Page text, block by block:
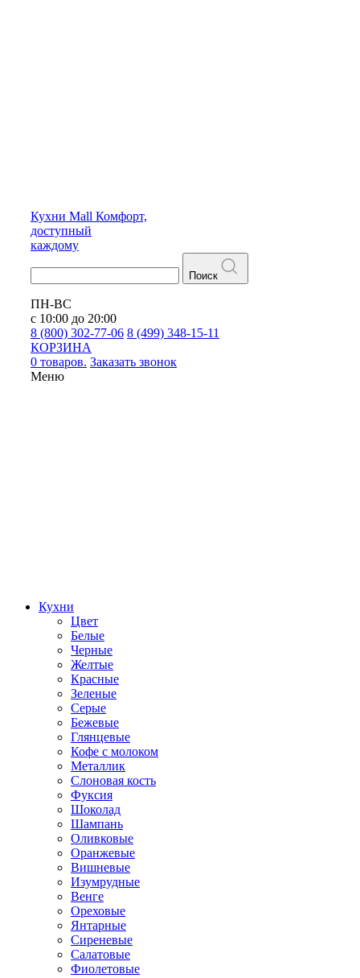
Кухни Mall Комфорт,
доступный
каждому
Поиск
ПН-ВС
с 10:00 до 20:00
8 (800) 302-77-06 8 (499) 348-15-11
КОРЗИНА
0 товаров. Заказать звонок
Меню
Кухни
Цвет
Белые
Черные
Желтые
Красные
Зеленые
Серые
Бежевые
Глянцевые
Кофе с молоком
Металлик
Слоновая кость
Фуксия
Шоколад
Шампань
Оливковые
Оранжевые
Вишневые
Изумрудные
Венге
Ореховые
Янтарные
Сиреневые
Салатовые
Фиолетовые